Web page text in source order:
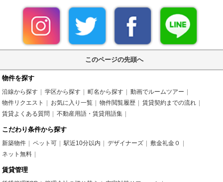
このページの先頭へ
物件を探す
沿線から探す 学区から探す 町名から探す
動画でルームツアー
物件リクエスト
お気に入り一覧 物件閲覧履歴
賃貸契約までの流れ
賃貸よくある質問
不動産用語・賃貸用語集
こだわり条件から探す
新築物件 ペット可 駅近10分以内 デザイナーズ
敷金礼金０
ネット無料
賃貸管理